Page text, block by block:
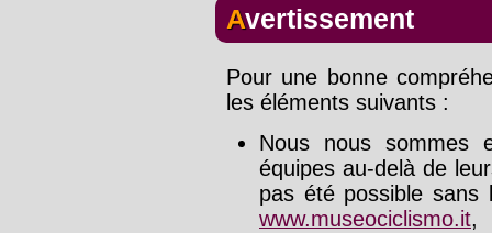
Avertissement
Pour une bonne
les éléments suivants :
Nous nous sommes
équipes au-delà de
pas été possible sans
www.museociclismo.it